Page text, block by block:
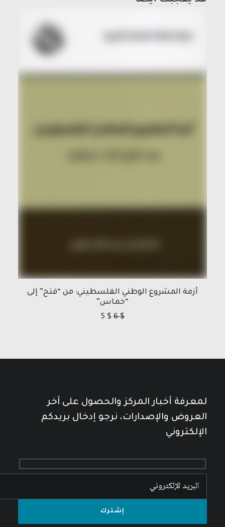
أزمة المشروع الوطني الفلسطيني: من “فتح” إلى
“حماس”
6$
5 $
لمعرفة أخبار المركز والحصول على آخر
العروض والإصدارات، نرجو إدخال بريدكم
الإلكتروني